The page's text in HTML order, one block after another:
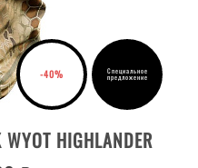
-40% Специальное
предложение
HIGHLANDER